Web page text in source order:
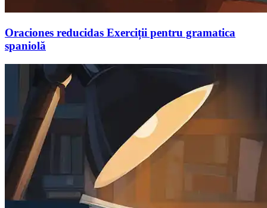
Oraciones reducidas Exerciții pentru gramatica
spaniolă